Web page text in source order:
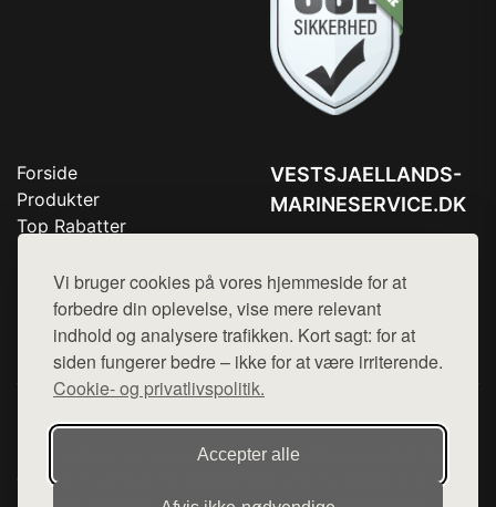
Vi bruger cookies på vores hjemmeside for at
forbedre din oplevelse, vise mere relevant
indhold og analysere trafikken. Kort sagt: for at
siden fungerer bedre – ikke for at være irriterende.
Cookie- og privatlivspolitik.
Accepter alle
Forside
Produkter
Top Rabatter
Kontakt
VESTSJAELLANDS-
MARINESERVICE.DK
Mail:hej@want.dk
Cookie- og privatlivspolitik
Denne side er en del af want.dk, der udgiver en række
hjemmesider med præsentation af forskellige produkter fra
diverse webshops. Der sælges ikke varer fra denne side - vi
henviser til de shops, som sælger varen. Vi har heller ikke